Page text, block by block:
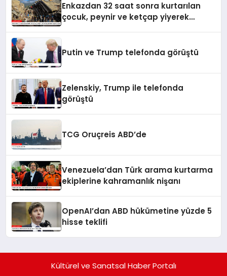
Enkazdan 32 saat sonra kurtarılan
çocuk, peynir ve ketçap yiyerek
Putin ve Trump telefonda görüştü
Zelenskiy, Trump ile telefonda
görüştü
TCG Oruçreis ABD’de
Venezuela’dan Türk arama kurtarma
ekiplerine kahramanlık nişanı
OpenAI’dan ABD hükümetine yüzde 5
hisse teklifi
Kültürel ve Sanatsal Haber Portalı